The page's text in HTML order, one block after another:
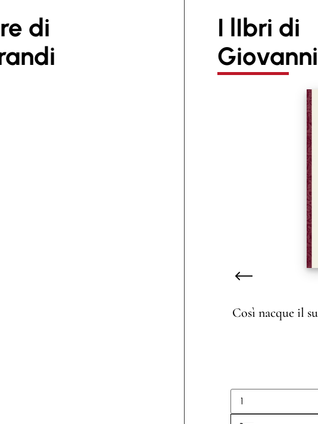
di
I lIbri di
Così nacque il